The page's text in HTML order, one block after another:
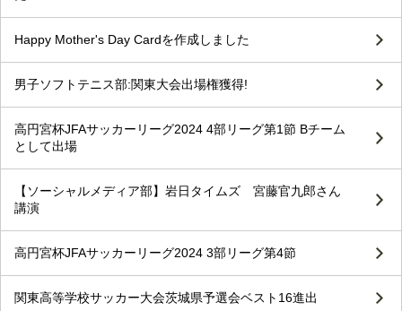
Happy Mother's Day Cardを作成しました
男子ソフトテニス部:関東大会出場権獲得!
高円宮杯JFAサッカーリーグ2024 4部リーグ第1節 Bチーム
として出場
【ソーシャルメディア部】岩日タイムズ 宮藤官九郎さん
講演
高円宮杯JFAサッカーリーグ2024 3部リーグ第4節
関東高等学校サッカー大会茨城県予選会ベスト16進出